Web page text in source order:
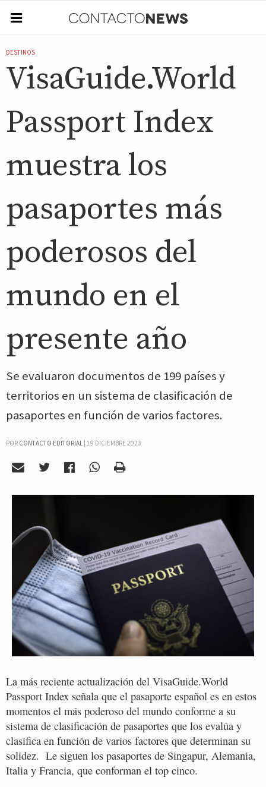
DESTINOS
VisaGuide.World
Passport Index
muestra los
pasaportes más
poderosos del
mundo en el
presente año
Se evaluaron documentos de 199 países y
territorios en un sistema de clasificación de
pasaportes en función de varios factores.
POR CONTACTO EDITORIAL| 19 DICIEMBRE 2023
La más reciente actualización del VisaGuide.World
Passport Index señala que el pasaporte español es en estos
momentos el más poderoso del mundo conforme a su
sistema de clasificación de pasaportes que los evalúa y
clasifica en función de varios factores que determinan su
solidez. Le siguen los pasaportes de Singapur, Alemania,
Italia y Francia, que conforman el top cinco.